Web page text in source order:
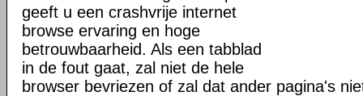
geeft u een crashvrije internet
browse ervaring en hoge
betrouwbaarheid. Als een tabblad
in de fout gaat, zal niet de hele
browser bevriezen of zal dat ander pagina's